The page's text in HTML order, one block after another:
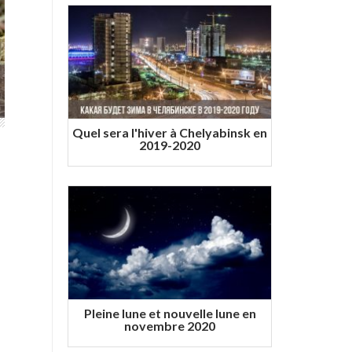
Quel sera l'hiver à Chelyabinsk en
2019-2020
Pleine lune et nouvelle lune en
novembre 2020